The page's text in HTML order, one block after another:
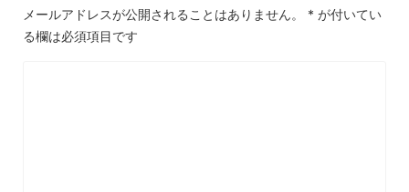
メールアドレスが公開されることはありません。 * が付いてい
る欄は必須項目です